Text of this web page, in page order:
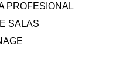
PROFESIONAL
SALAS